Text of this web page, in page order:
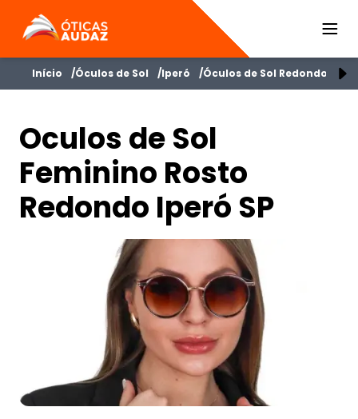
ÓTICAS AUDAZ
Início Óculos de Sol Iperó Óculos de Sol Redondo
Oculos de Sol
Feminino Rosto
Redondo Iperó SP